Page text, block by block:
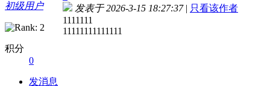
初级用户
积分
0
发消息
发表于 2026-3-15 18:27:37 | 只看该作者
1111111
11111111111111